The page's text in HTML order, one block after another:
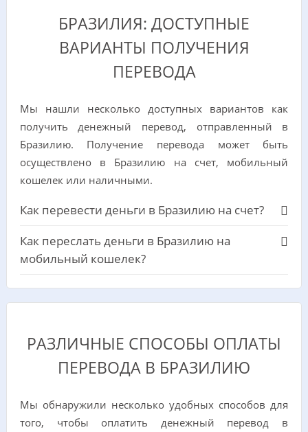
БРАЗИЛИЯ: ДОСТУПНЫЕ
ВАРИАНТЫ ПОЛУЧЕНИЯ
ПЕРЕВОДА
Мы нашли несколько доступных вариантов как
получить денежный перевод, отправленный в
Бразилию. Получение перевода может быть
осуществлено в Бразилию на счет, мобильный
кошелек или наличными.
Как перевести деньги в Бразилию на счет?
Как переслать деньги в Бразилию на
мобильный кошелек?
РАЗЛИЧНЫЕ СПОСОБЫ ОПЛАТЫ
ПЕРЕВОДА В БРАЗИЛИЮ
Мы обнаружили несколько удобных способов для
того, чтобы оплатить денежный перевод в